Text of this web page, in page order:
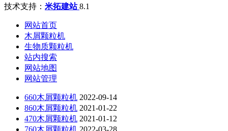
技术支持： 米拓建站8.1
网站首页
木屑颗粒机
生物质颗粒机
站内搜索
网站地图
网站管理
660木屑颗粒机 2022-09-14
860木屑颗粒机 2021-01-22
470木屑颗粒机 2021-01-12
760木屑颗粒机 2022-03-28